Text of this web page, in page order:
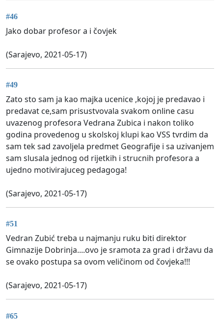
#46
Jako dobar profesor a i čovjek
(Sarajevo, 2021-05-17)
#49
Zato sto sam ja kao majka ucenice ,kojoj je predavao i
predavat ce,sam prisustvovala svakom online casu
uvazenog profesora Vedrana Zubica i nakon toliko
godina provedenog u skolskoj klupi kao VSS tvrdim da
sam tek sad zavoljela predmet Geografije i sa uzivanjem
sam slusala jednog od rijetkih i strucnih profesora a
ujedno motivirajuceg pedagoga!
(Sarajevo, 2021-05-17)
#51
Vedran Zubić treba u najmanju ruku biti direktor
Gimnazije Dobrinja....ovo je sramota za grad i državu da
se ovako postupa sa ovom veličinom od čovjeka!!!
(Sarajevo, 2021-05-17)
#65